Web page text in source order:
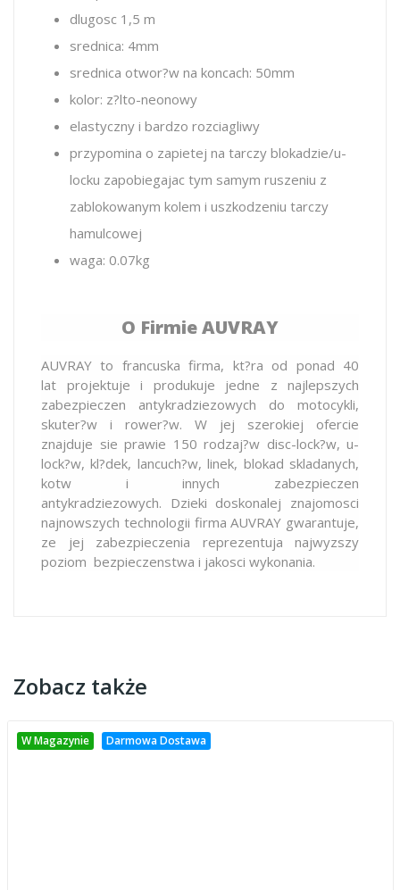
dlugosc 1,5 m
srednica: 4mm
srednica otwor?w na koncach: 50mm
kolor: z?lto-neonowy
elastyczny i bardzo rozciagliwy
przypomina o zapietej na tarczy blokadzie/u-
locku zapobiegajac tym samym ruszeniu z
zablokowanym kolem i uszkodzeniu tarczy
hamulcowej
waga: 0.07kg
O Firmie AUVRAY
AUVRAY to francuska firma, kt?ra od ponad 40
lat projektuje i produkuje jedne z najlepszych
zabezpieczen antykradziezowych do motocykli,
skuter?w i rower?w. W jej szerokiej ofercie
znajduje sie prawie 150 rodzaj?w disc-lock?w, u-
lock?w, kl?dek, lancuch?w, linek, blokad skladanych,
kotw i innych zabezpieczen
antykradziezowych. Dzieki doskonalej znajomosci
najnowszych technologii firma AUVRAY gwarantuje,
ze jej zabezpieczenia reprezentuja najwyzszy
poziom bezpieczenstwa i jakosci wykonania.
Zobacz także
W Magazynie Darmowa Dostawa